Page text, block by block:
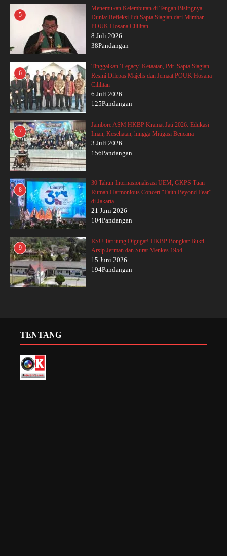
5
Menemukan Kelembutan di Tengah Bisingnya
Dunia: Refleksi Pdt Sapta Siagian dari Mimbar
POUK Hosana Cililitan
8 Juli 2026
38Pandangan
6
Tinggalkan ‘Legacy’ Ketaatan, Pdt. Sapta Siagian
Resmi Dilepas Majelis dan Jemaat POUK Hosana
Cililitan
6 Juli 2026
125Pandangan
7
Jambore ASM HKBP Kramat Jati 2026: Edukasi
Iman, Kesehatan, hingga Mitigasi Bencana
3 Juli 2026
156Pandangan
8
30 Tahun Internasionalisasi UEM, GKPS Tuan
Rumah Harmonious Concert “Faith Beyond Fear”
di Jakarta
21 Juni 2026
104Pandangan
9
RSU Tarutung Digugat! HKBP Bongkar Bukti
Arsip Jerman dan Surat Menkes 1954
15 Juni 2026
194Pandangan
TENTANG